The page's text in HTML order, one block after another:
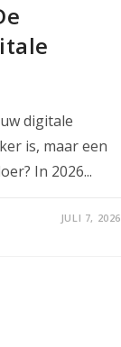
digitale
is, maar een
In 2026...
JULI 7, 2026